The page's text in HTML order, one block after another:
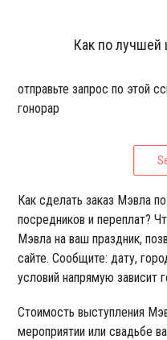
Как по лучшей
отправьте запрос по этой
гонорар
Как сделать заказ Мэвла
посредников и переплат?
Мэвла на ваш праздник,
сайте. Сообщите: дату,
условий напрямую зависит
Стоимость выступления
мероприятии или свадьбе